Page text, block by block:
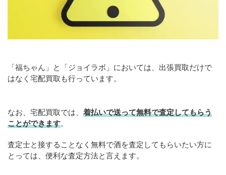
「福ちゃん」と「ジョイラボ」においては、出張買取だけで
はなく宅配買取も行っています。
なお、宅配買取では、 着払いで送って無料で査定してもらう
ことができます。
査定士と接することなく無料で酒を査定してもらいたい方に
とっては、便利な査定方法と言えます。